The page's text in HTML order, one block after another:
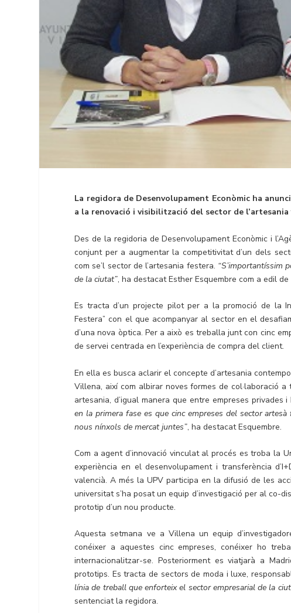
La regidora de Desenvolupament Econòmic ha
a la renovació i visibilització del sector de
Des de la regidoria de Desenvolupament Econòmic i
conjunt per a augmentar la competitivitat d’un dels
com se’l sector de l’artesania festera. “S’importantíssim
de la ciutat”, ha destacat Esther Esquembre com a edil
Es tracta d’un projecte pilot per a la promoció de la
Festera” con el que acompanyar al sector en el
d’una nova òptica. Per a això es treballa junt con cinc
de servei centrada en l’experiència de compra del client.
En ella es busca aclarir el concepte d’artesania
Villena, així com albirar noves formes de col·laboració
artesania, d’igual manera que entre empreses privades i
en la primera fase es que cinc empreses del sector
nous nínxols de mercat juntes”, ha destacat Esquembre.
Com a agent d’innovació vinculat al procés es troba la
experiència en el desenvolupament i transferència
valencià. A més la UPV participa en la difusió de les
universitat s’ha posat un equip d’investigació per al co-
prototip d’un nou producte.
Aquesta setmana ve a Villena un equip
conéixer a aquestes cinc empreses, conéixer ho
internacionalitzar-se. Posteriorment es viatjarà a
prototips. Es tracta de sectors de moda i luxe,
línia de treball que enforteix el sector empresarial de la
sentenciat la regidora.